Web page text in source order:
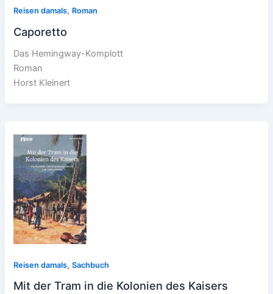
Reisen damals, Roman
Caporetto
Das Hemingway-Komplott
Roman
Horst Kleinert
Reisen damals,Sachbuch
Mit der Tram in die Kolonien des Kaisers